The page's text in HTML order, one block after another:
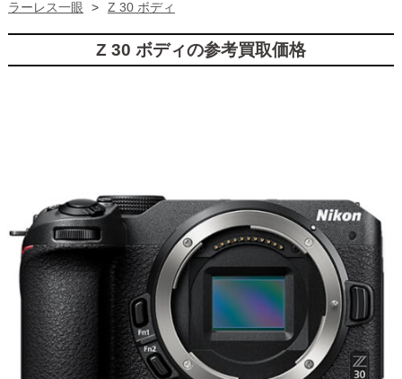
ラーレス一眼
> Z 30 ボディ
Z 30 ボディの参考買取価格